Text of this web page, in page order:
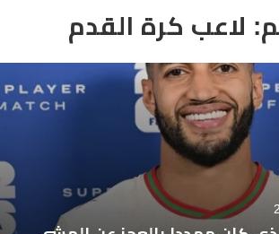
لاعب كرة القدم